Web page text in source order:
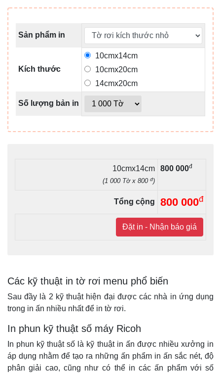
Sản phẩm in
Kích thước
10cmx14cm
10cmx20cm
14cmx20cm
Số lượng bản in
10cmx14cm
(1 000 Tờ x 800 đ)
800 000đ
Tổng cộng 800 000đ
Đặt in - Nhận báo giá
Các kỹ thuật in tờ rơi menu phổ biến
Sau đầy là 2 kỹ thuật hiện đại được các nhà in ứng dụng
trong in ấn nhiều nhất để in tờ rơi.
In phun kỹ thuật số máy Ricoh
In phun kỹ thuật số là kỹ thuật in ấn được nhiều xưởng in
áp dụng nhằm để tạo ra những ấn phẩm in ấn sắc nét, độ
phân giải cao, cũng như có thể in các ấn phẩm với số